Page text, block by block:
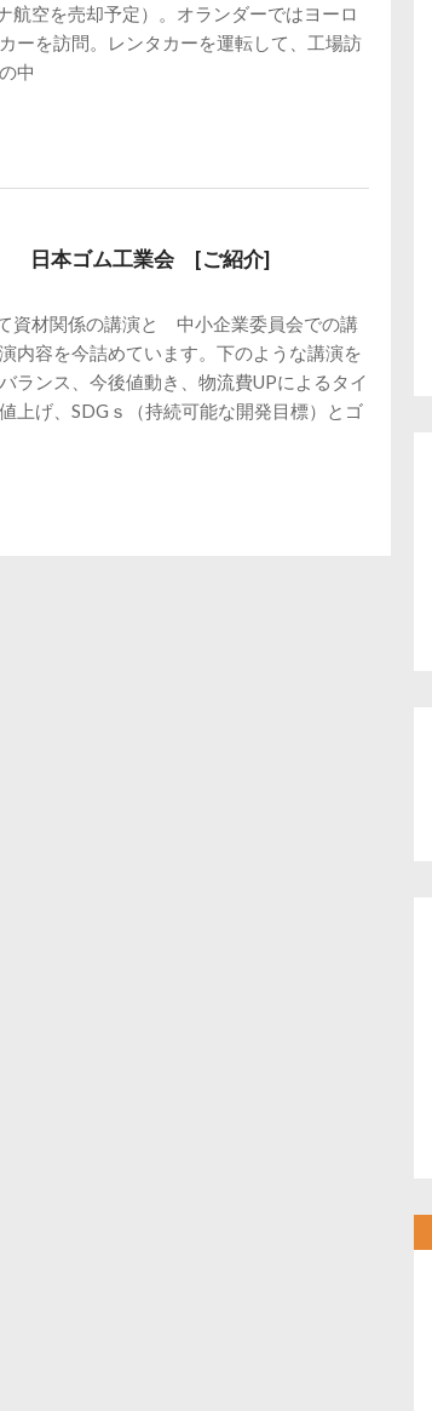
航空を売却予定）。オランダーではヨーロ
ーを訪問。レンタカーを運転して、工場訪
中
日本ゴム工業会 [ご紹介]
資材関係の講演と 中小企業委員会での講
内容を今詰めています。下のような講演を
ランス、今後値動き、物流費UPによるタイ
上げ、SDGｓ（持続可能な開発目標）とゴ